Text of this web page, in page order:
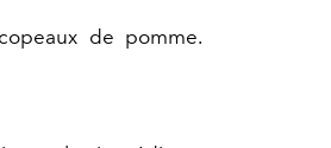
de pomme.